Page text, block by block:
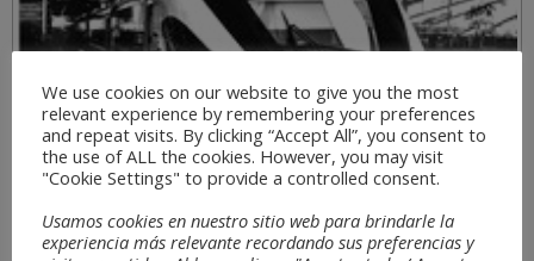
We use cookies on our website to give you the most
relevant experience by remembering your preferences
and repeat visits. By clicking “Accept All”, you consent to
the use of ALL the cookies. However, you may visit
"Cookie Settings" to provide a controlled consent.
Usamos cookies en nuestro sitio web para brindarle la
experiencia más relevante recordando sus preferencias y